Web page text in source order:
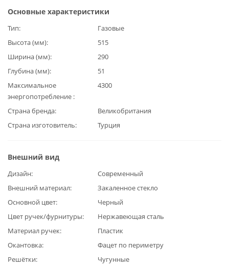
Основные характеристики
Тип
Газовые
Высота (мм)
515
Ширина (мм)
290
Глубина (мм)
51
Максимальное
энергопотребление
4300
Страна бренда
Великобритания
Страна изготовитель
Турция
Внешний вид
Дизайн
Современный
Внешний материал
Закаленное стекло
Основной цвет
Черный
Цвет ручек/фурнитуры
Нержавеющая сталь
Материал ручек
Пластик
Окантовка
Фацет по периметру
Решётки
Чугунные